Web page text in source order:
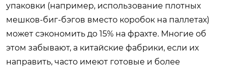
упаковки (например, использование плотных
мешков-биг-бэгов вместо коробок на паллетах)
может сэкономить до 15% на фрахте. Многие об
этом забывают, а китайские фабрики, если их
направить, часто имеют готовые и более